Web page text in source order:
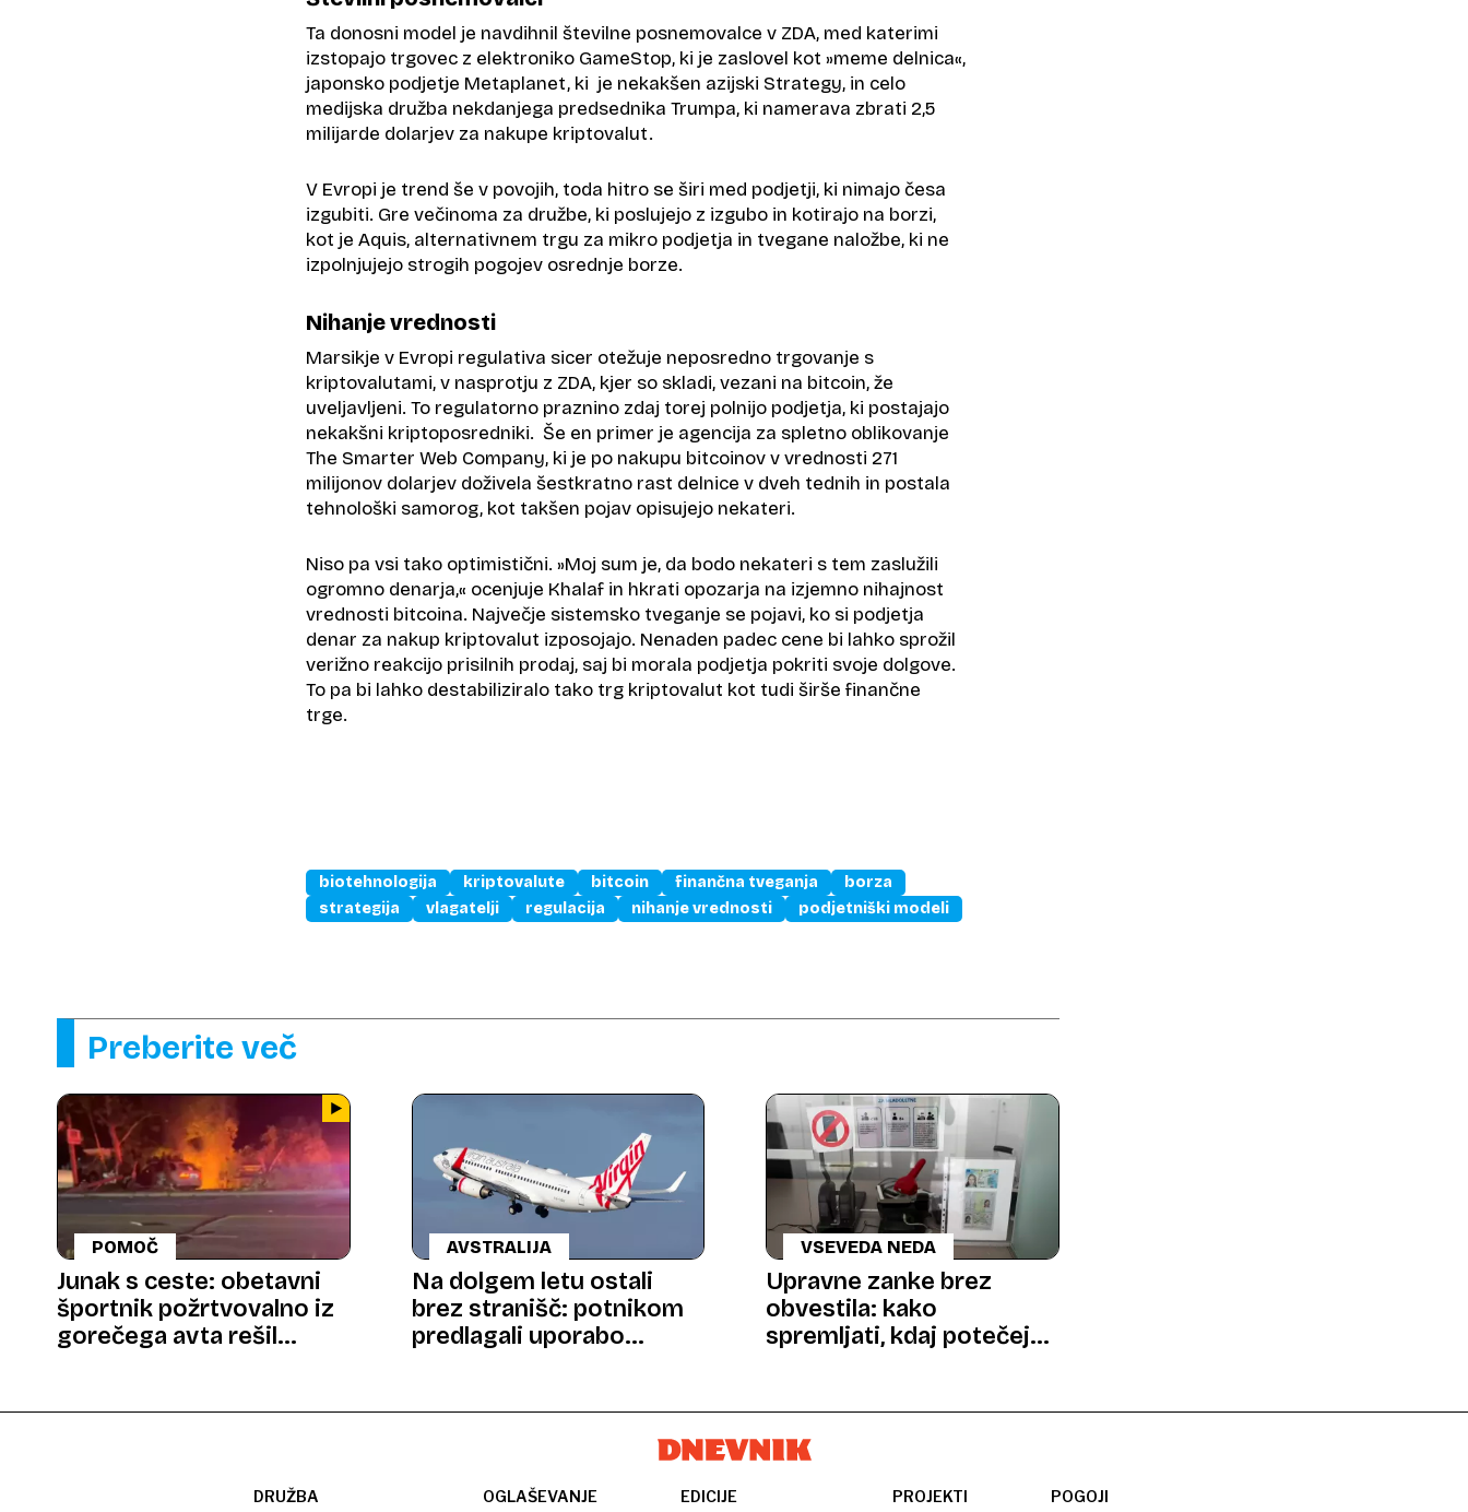
Ta donosni model je navdihnil številne posnemovalce v ZDA, med katerimi
izstopajo trgovec z elektroniko GameStop, ki je zaslovel kot »meme delnica«,
japonsko podjetje Metaplanet, ki je nekakšen azijski Strategy, in celo
medijska družba nekdanjega predsednika Trumpa, ki namerava zbrati 2,5
milijarde dolarjev za nakupe kriptovalut.
V Evropi je trend še v povojih, toda hitro se širi med podjetji, ki nimajo česa
izgubiti. Gre večinoma za družbe, ki poslujejo z izgubo in kotirajo na borzi,
kot je Aquis, alternativnem trgu za mikro podjetja in tvegane naložbe, ki ne
izpolnjujejo strogih pogojev osrednje borze.
Nihanje vrednosti
Marsikje v Evropi regulativa sicer otežuje neposredno trgovanje s
kriptovalutami, v nasprotju z ZDA, kjer so skladi, vezani na bitcoin, že
uveljavljeni. To regulatorno praznino zdaj torej polnijo podjetja, ki postajajo
nekakšni kriptoposredniki. Še en primer je agencija za spletno oblikovanje
The Smarter Web Company, ki je po nakupu bitcoinov v vrednosti 271
milijonov dolarjev doživela šestkratno rast delnice v dveh tednih in postala
tehnološki samorog, kot takšen pojav opisujejo nekateri.
Niso pa vsi tako optimistični. »Moj sum je, da bodo nekateri s tem zaslužili
ogromno denarja,« ocenjuje Khalaf in hkrati opozarja na izjemno nihajnost
vrednosti bitcoina. Največje sistemsko tveganje se pojavi, ko si podjetja
denar za nakup kriptovalut izposojajo. Nenaden padec cene bi lahko sprožil
verižno reakcijo prisilnih prodaj, saj bi morala podjetja pokriti svoje dolgove.
To pa bi lahko destabiliziralo tako trg kriptovalut kot tudi širše finančne
trge.
biotehnologija kriptovalute bitcoin finančna tveganja
borza
strategija
vlagatelji regulacija nihanje vrednosti podjetniški modeli
Preberite več
POMOČ
Junak s ceste: obetavni
športnik požrtvovalno iz
gorečega avta rešil
AVSTRALIJA
Na dolgem letu ostali
brez stranišč: potnikom
predlagali uporabo
VSEVEDA NEDA
Upravne zanke brez
obvestila: kako
spremljati, kdaj potečejo
DRUŽBA OGLAŠEVANJE EDICIJE PROJEKTI POGOJI